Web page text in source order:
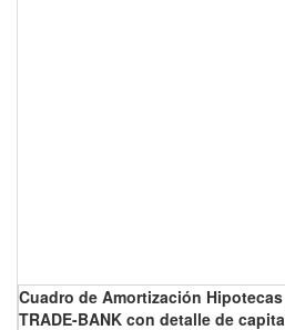
Cuadro de Amortización
TRADE-BANK con detalle de